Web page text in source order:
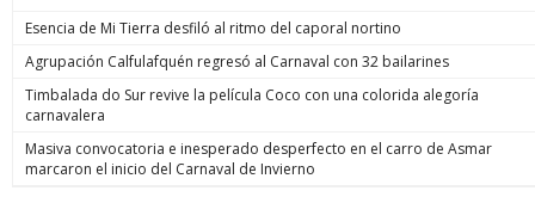
Esencia de Mi Tierra desfiló al ritmo del caporal nortino
Agrupación Calfulafquén regresó al Carnaval con 32 bailarines
Timbalada do Sur revive la película Coco con una colorida alegoría
carnavalera
Masiva convocatoria e inesperado desperfecto en el carro de Asmar
marcaron el inicio del Carnaval de Invierno